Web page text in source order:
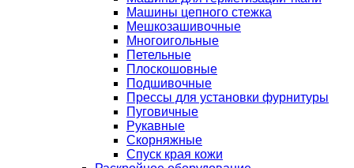
Машины цепного стежка
Мешкозашивочные
Многоигольные
Петельные
Плоскошовные
Подшивочные
Прессы для установки фурнитуры
Пуговичные
Рукавные
Скорняжные
Спуск края кожи